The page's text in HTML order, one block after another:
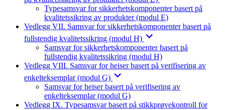
Typesamsvar for sikkerhetskomponenter basert på
kvalitetssikring av produkter (modul E)
Vedlegg VII. Samsvar for sikkerhetskomponenter basert på
fullstendig kvalitetssikring (modul H)
Samsvar for sikkerhetskomponenter basert på
fullstendig kvalitetssikring (modul H)
Vedlegg VIII. Samsvar for heiser basert på verifisering av
enkelteksemplar (modul G)
Samsvar for heiser basert på verifisering av
enkelteksemplar (modul G)
Vedlegg IX. Typesamsvar basert på stikkprøvekontroll for